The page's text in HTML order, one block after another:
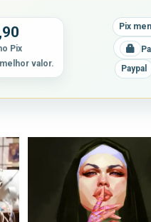
Pix
valor.
Pix
Paypal